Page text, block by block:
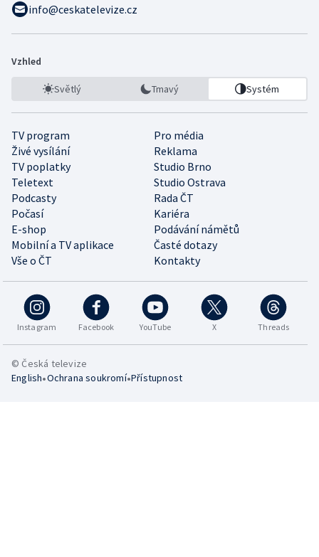
info@ceskatelevize.cz
Vzhled
Světlý Tmavý Systém
TV program
Pro média
Živé vysílání
Reklama
TV poplatky
Studio Brno
Teletext
Studio Ostrava
Podcasty
Rada ČT
Počasí
Kariéra
E-shop
Podávání námětů
Mobilní a TV aplikace
Časté dotazy
Vše o ČT
Kontakty
Instagram Facebook YouTube X Threads
© Česká televize
English•Ochrana soukromí•Přístupnost